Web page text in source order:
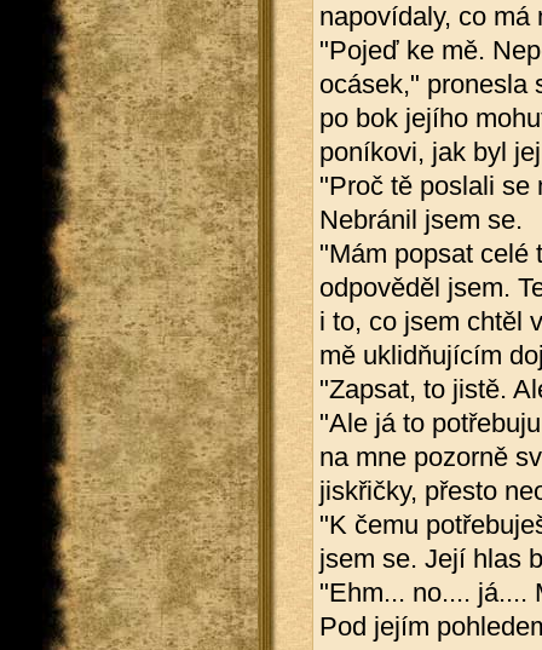
napovídaly, co má
"Pojeď ke mě.
ocásek," pronesla
po bok jejího
poníkovi, jak byl
"Proč tě poslali se
Nebránil jsem se.
"Mám popsat celé
odpověděl jsem.
i to, co jsem chtěl
mě uklidňujícím
"Zapsat, to jistě.
"Ale já to
na mne pozorně
jiskřičky, přesto
"K čemu
jsem se. Její hlas
"Ehm... no.... já....
Pod jejím